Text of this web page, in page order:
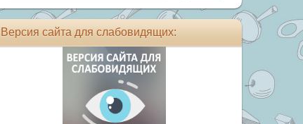
Версия сайта для слабовидящих: